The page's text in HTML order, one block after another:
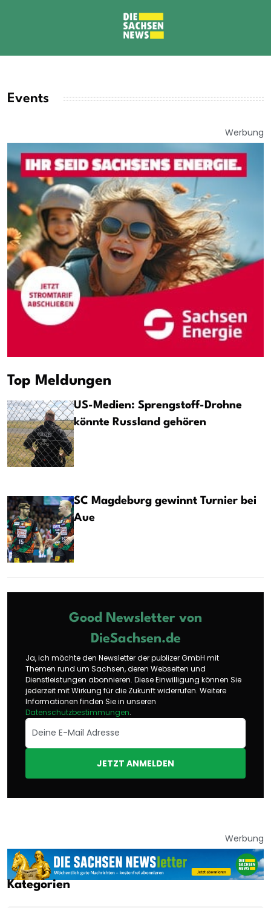
Events
Werbung
Top Meldungen
US-Medien: Sprengstoff-Drohne
könnte Russland gehören
SC Magdeburg gewinnt Turnier bei
Aue
Good Newsletter von
DieSachsen.de
Ja, ich möchte den Newsletter der publizer GmbH mit
Themen rund um Sachsen, deren Webseiten und
Dienstleistungen abonnieren. Diese Einwilligung können Sie
jederzeit mit Wirkung für die Zukunft widerrufen. Weitere
Informationen finden Sie in unseren
Datenschutzbestimmungen.
JETZT ANMELDEN
Werbung
Kategorien